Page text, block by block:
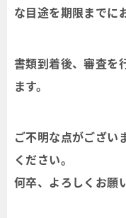
な目途を期限までに
書類到着後、審査を
ます。
ご不明な点がござい
ください。
何卒、よろしくお願